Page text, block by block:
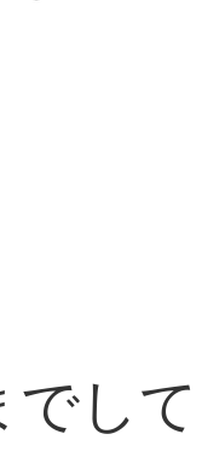
して